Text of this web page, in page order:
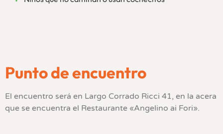
Punto de encuentro
El encuentro será en Largo Corrado Ricci 41, en la acera
que se encuentra el Restaurante «Angelino ai Fori».